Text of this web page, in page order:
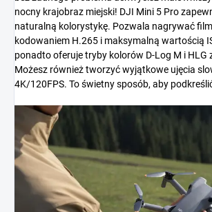
nocny krajobraz miejski! DJI Mini 5 Pro
naturalną kolorystykę. Pozwala nagrywać
kodowaniem H.265 i maksymalną wartością
ponadto oferuje tryby kolorów D-Log M i HLG
Możesz również tworzyć wyjątkowe ujęcia
4K/120FPS. To świetny sposób, aby